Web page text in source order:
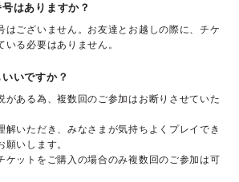
はありますか？
はございません。お友達とお越しの際に、チケ
いる必要はありません。
いですか？
がある為、複数回のご参加はお断りさせていた
解いただき、みなさまが気持ちよくプレイでき
願いします。
ケットをご購入の場合のみ複数回のご参加は可